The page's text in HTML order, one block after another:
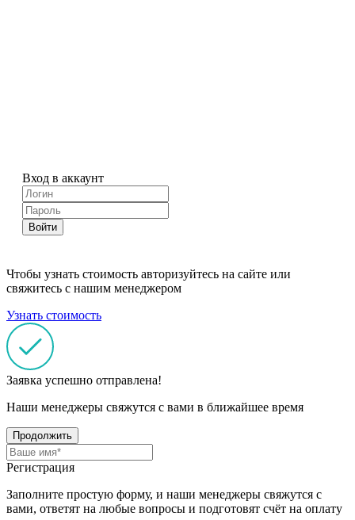
Вход в аккаунт
Войти
Чтобы узнать стоимость авторизуйтесь на сайте или
свяжитесь с нашим менеджером
Узнать стоимость
Заявка успешно отправлена!
Наши менеджеры свяжутся с вами в ближайшее время
Продолжить
Регистрация
Заполните простую форму, и наши менеджеры свяжутся с
вами, ответят на любые вопросы и подготовят счёт на оплату